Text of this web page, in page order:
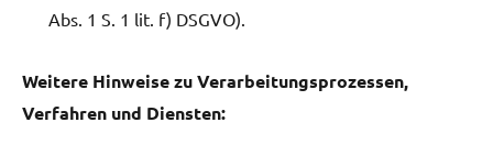
Abs. 1 S. 1 lit. f) DSGVO).
Weitere Hinweise zu Verarbeitungsprozessen,
Verfahren und Diensten: